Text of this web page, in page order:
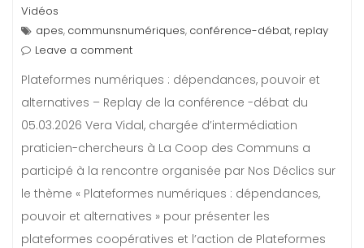
Vidéos
apes, communsnumériques, conférence-débat, replay
Leave a comment
Plateformes numériques : dépendances, pouvoir et
alternatives – Replay de la conférence -débat du
05.03.2026 Vera Vidal, chargée d’intermédiation
praticien-chercheurs à La Coop des Communs a
participé à la rencontre organisée par Nos Déclics sur
le thème « Plateformes numériques : dépendances,
pouvoir et alternatives » pour présenter les
plateformes coopératives et l’action de Plateformes